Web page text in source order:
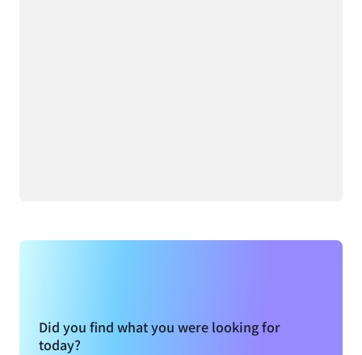
Did you find what you were looking for
today?